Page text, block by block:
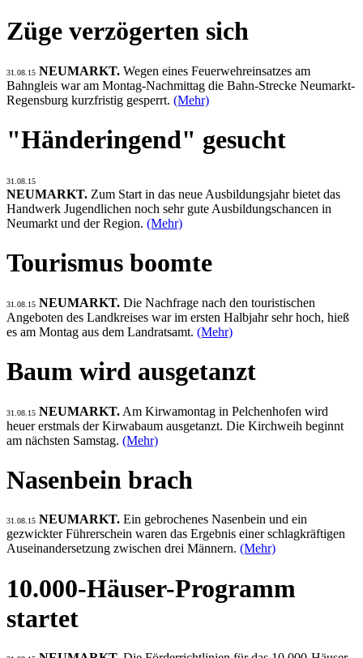
Züge verzögerten sich
31.08.15 NEUMARKT. Wegen eines Feuerwehreinsatzes am
Bahngleis war am Montag-Nachmittag die Bahn-Strecke Neumarkt-
Regensburg kurzfristig gesperrt. (Mehr)
"Händeringend" gesucht
31.08.15
NEUMARKT. Zum Start in das neue Ausbildungsjahr bietet das
Handwerk Jugendlichen noch sehr gute Ausbildungschancen in
Neumarkt und der Region. (Mehr)
Tourismus boomte
31.08.15 NEUMARKT. Die Nachfrage nach den touristischen
Angeboten des Landkreises war im ersten Halbjahr sehr hoch, hieß
es am Montag aus dem Landratsamt. (Mehr)
Baum wird ausgetanzt
31.08.15 NEUMARKT. Am Kirwamontag in Pelchenhofen wird
heuer erstmals der Kirwabaum ausgetanzt. Die Kirchweih beginnt
am nächsten Samstag. (Mehr)
Nasenbein brach
31.08.15 NEUMARKT. Ein gebrochenes Nasenbein und ein
gezwickter Führerschein waren das Ergebnis einer schlagkräftigen
Auseinandersetzung zwischen drei Männern. (Mehr)
10.000-Häuser-Programm
startet